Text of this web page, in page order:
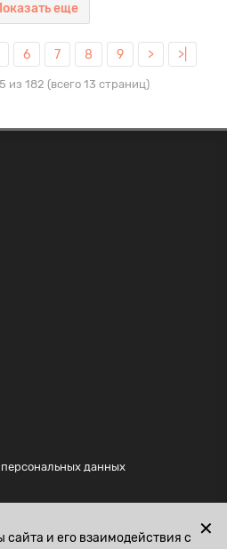
еще
6 7 8 9 > >|
из 182 (всего 13 страниц)
данных
✕
и его взаимодействия с